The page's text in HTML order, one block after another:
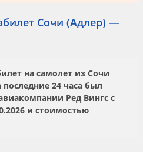
Сочи (Адлер) —
на самолет из Сочи
24 часа был
Ред Вингс с
и стоимостью